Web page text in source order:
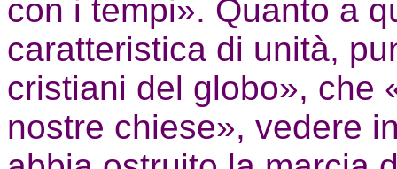
con i tempi». Quanto a
caratteristica di unità,
cristiani del globo», che
nostre chiese», vedere